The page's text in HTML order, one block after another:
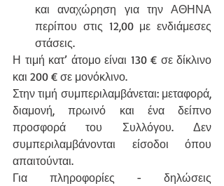
και αναχώρηση για την ΑΘΗΝΑ
περίπου στις 12,00 με ενδιάμεσες
στάσεις.
Η τιμή κατ’ άτομο είναι 130 € σε δίκλινο
και 200 € σε μονόκλινο.
Στην τιμή συμπεριλαμβάνεται: μεταφορά,
διαμονή, πρωινό και ένα δείπνο
προσφορά του Συλλόγου. Δεν
συμπεριλαμβάνονται είσοδοι όπου
απαιτούνται.
Για πληροφορίες - δηλώσεις